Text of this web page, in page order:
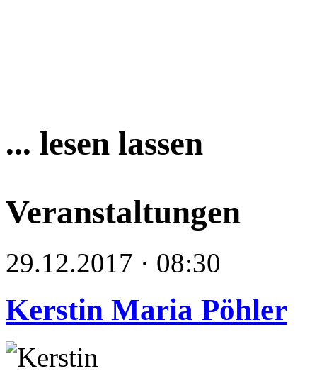
... lesen lassen
Veranstaltungen
29.12.2017 · 08:30
Kerstin Maria Pöhler